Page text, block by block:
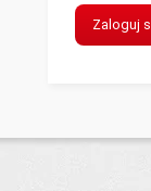
Zaloguj